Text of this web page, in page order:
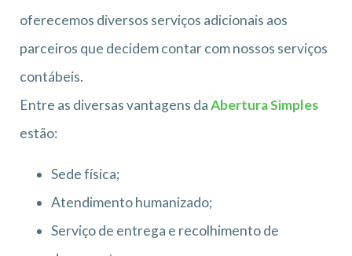
oferecemos diversos serviços adicionais aos
parceiros que decidem contar com nossos serviços
contábeis.
Entre as diversas vantagens daAbertura Simples
estão:
Sede física;
Atendimento humanizado;
Serviço de entrega e recolhimento de